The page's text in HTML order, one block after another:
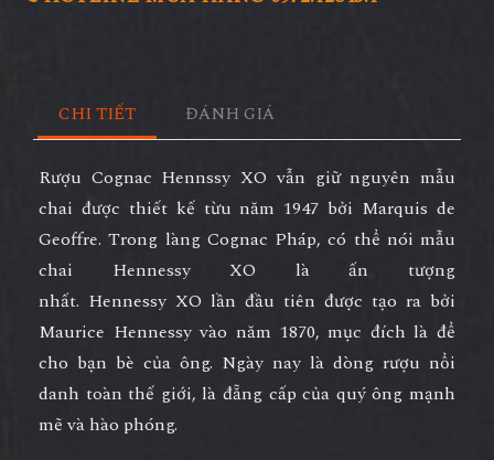
CHI TIẾT ĐÁNH GIÁ
Rượu Cognac Hennssy XO vẫn giữ nguyên mẫu
chai được thiết kế từu năm 1947 bởi Marquis de
Geoffre. Trong làng Cognac Pháp, có thể nói mẫu
chai Hennessy XO là ấn tượng
nhất. Hennessy XO lần đầu tiên được tạo ra bởi
Maurice Hennessy vào năm 1870, mục đích là để
cho bạn bè của ông. Ngày nay là dòng rượu nổi
danh toàn thế giới, là đẵng cấp của quý ông mạnh
mẽ và hào phóng.